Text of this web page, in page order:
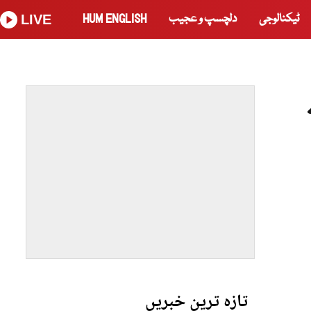
ٹیکنالوجی دلچسپ و عجیب HUM ENGLISH
LIVE
تازہ ترین خبریں